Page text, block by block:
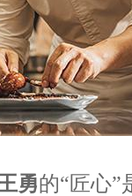
勇的“匠心”